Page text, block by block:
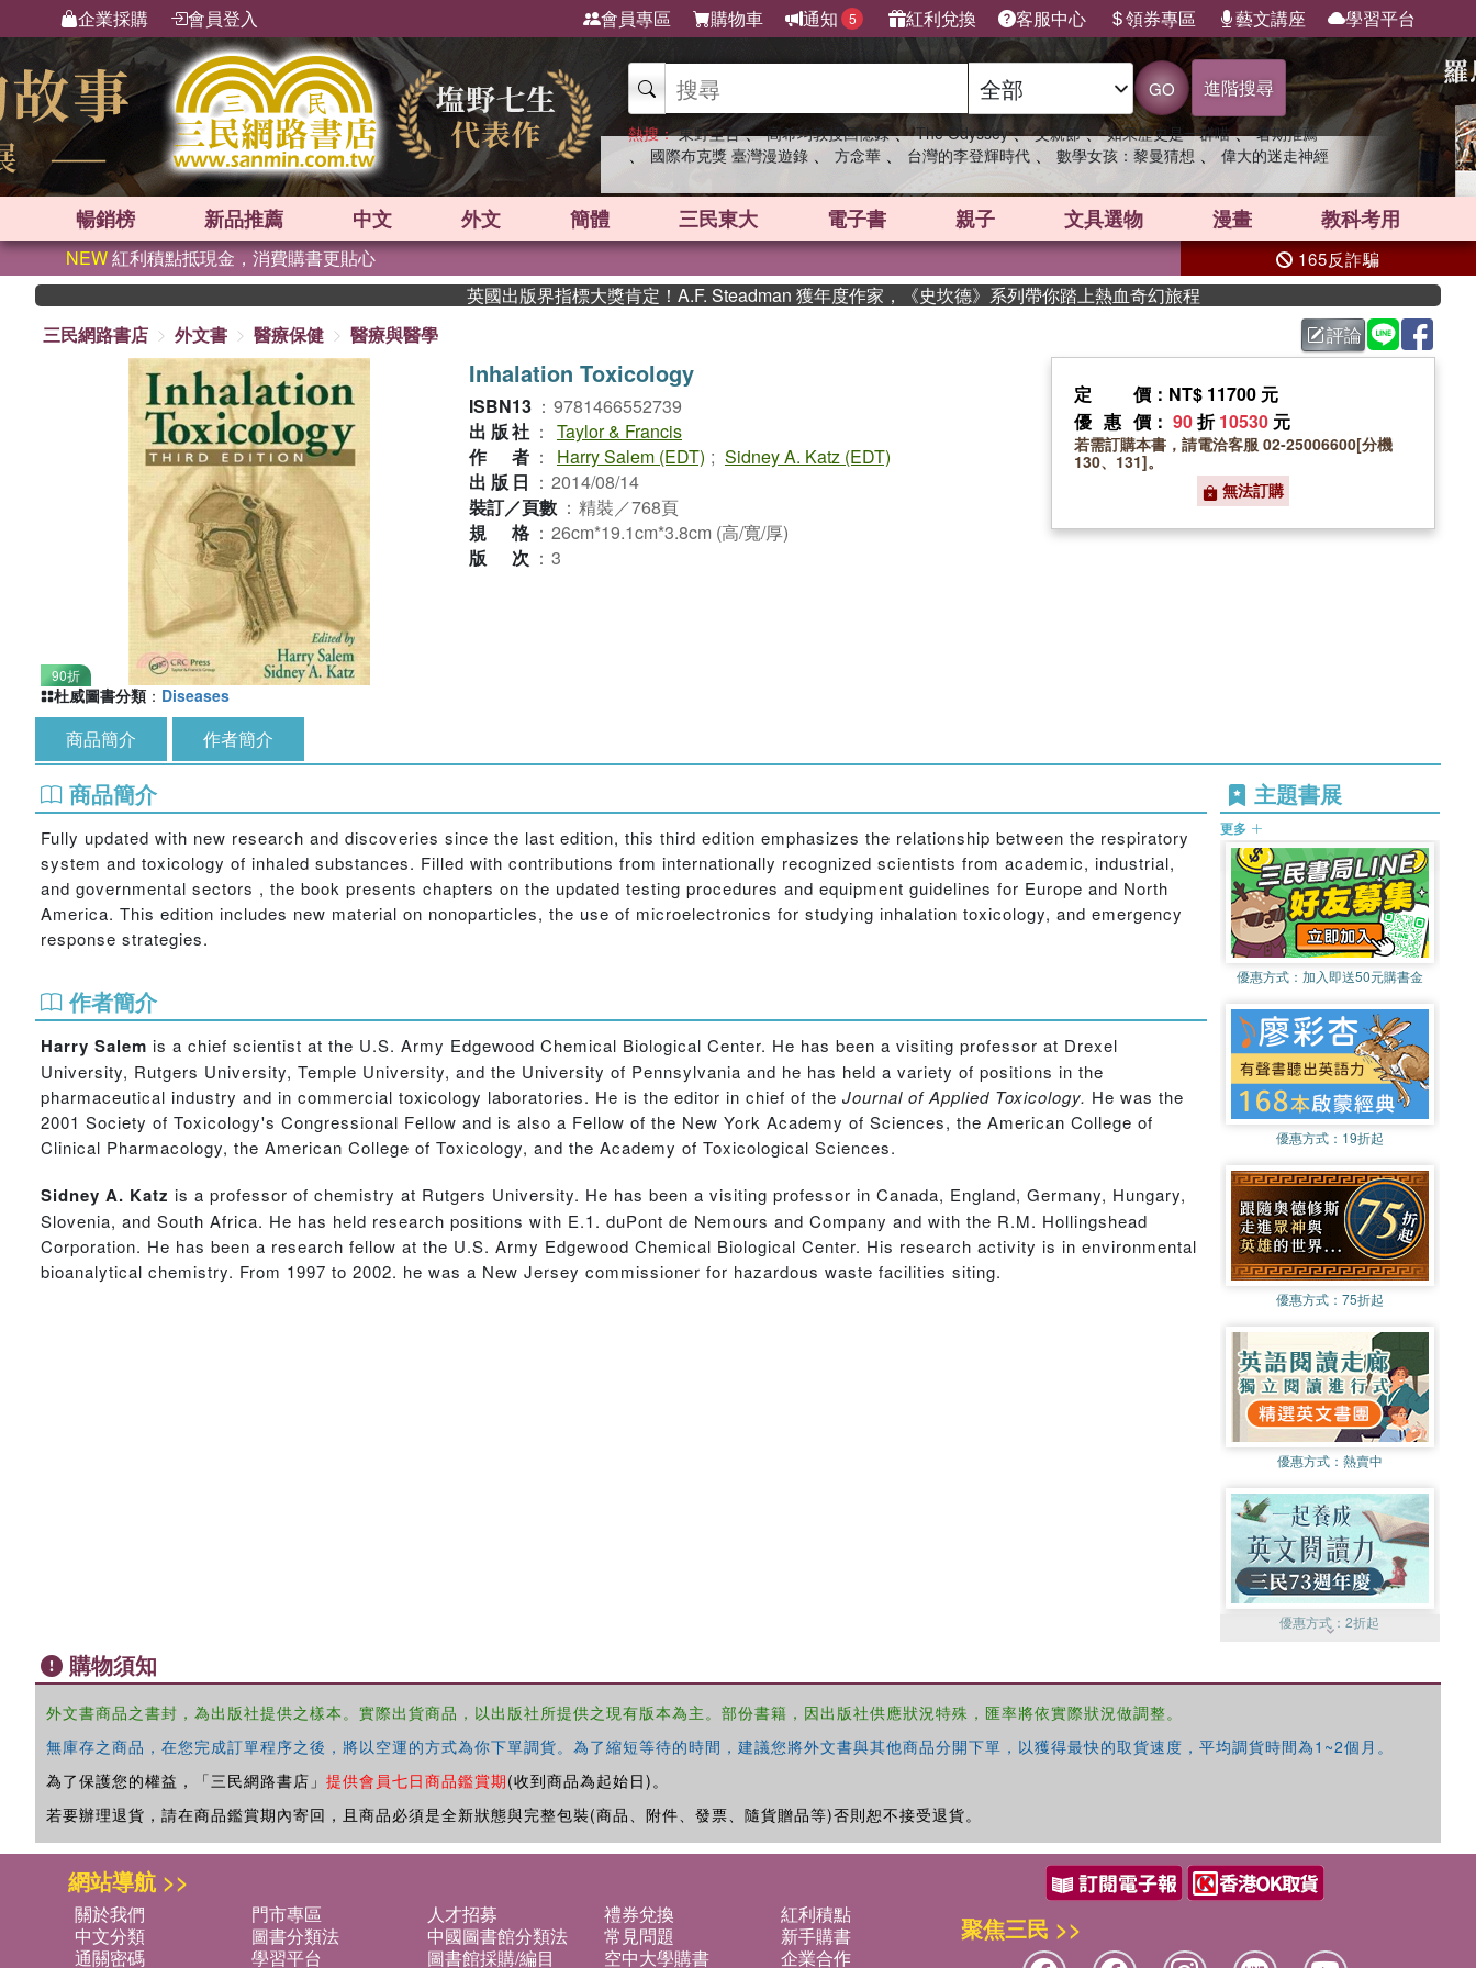
企業採購 會員登入 會員專區 購物車 通知 5 紅利兌換 客服中心 領券專區 藝文講座 學習平台
GO 進階搜尋
熱搜： 東野圭吾 、 高希均教授回憶錄 、 The Odyssey 、 父親節 、 如果歷史是一群喵 、 暑期推薦
、 國際布克獎 臺灣漫遊錄 、 方念華 、 台灣的李登輝時代 、 數學女孩：黎曼猜想 、 偉大的迷走神經
暢銷榜 新品推薦 中文 外文 簡體 三民東大 電子書 親子 文具選物 漫畫 教科考用
NEW紅利積點抵現金，消費購書更貼心 165反詐騙
英國出版界指標大獎肯定！A.F. Steadman 獲年度作家，《史坎德》系列帶你踏上熱血奇幻旅程
三民網路書店
外文書 醫療保健 醫療與醫學 評論
90折
Inhalation Toxicology
ISBN13 ： 9781466552739
出版社 ： Taylor & Francis
作者 ： Harry Salem (EDT) ; Sidney A. Katz (EDT)
出版日 ： 2014/08/14
裝訂／頁數 ： 精裝／768頁
規格 ： 26cm*19.1cm*3.8cm (高/寬/厚)
版次 ： 3
定價 ：NT$ 11700 元
優惠價 ： 90折10530 元
若需訂購本書，請電洽客服 02-25006600[分機
130、131]。
無法訂購
杜威圖書分類 ： Diseases
商品簡介 作者簡介
商品簡介
Fully updated with new research and discoveries since the last edition, this third edition emphasizes the relationship between the respiratory
system and toxicology of inhaled substances. Filled with contributions from internationally recognized scientists from academic, industrial,
and governmental sectors , the book presents chapters on the updated testing procedures and equipment guidelines for Europe and North
America. This edition includes new material on nonoparticles, the use of microelectronics for studying inhalation toxicology, and emergency
response strategies.
作者簡介
Harry Salem is a chief scientist at the U.S. Army Edgewood Chemical Biological Center. He has been a visiting professor at Drexel
University, Rutgers University, Temple University, and the University of Pennsylvania and he has held a variety of positions in the
pharmaceutical industry and in commercial toxicology laboratories. He is the editor in chief of the Journal of Applied Toxicology. He was the
2001 Society of Toxicology's Congressional Fellow and is also a Fellow of the New York Academy of Sciences, the American College of
Clinical Pharmacology, the American College of Toxicology, and the Academy of Toxicological Sciences.
Sidney A. Katz is a professor of chemistry at Rutgers University. He has been a visiting professor in Canada, England, Germany, Hungary,
Slovenia, and South Africa. He has held research positions with E.1. duPont de Nemours and Company and with the R.M. Hollingshead
Corporation. He has been a research fellow at the U.S. Army Edgewood Chemical Biological Center. His research activity is in environmental
bioanalytical chemistry. From 1997 to 2002. he was a New Jersey commissioner for hazardous waste facilities siting.
主題書展
更多
優惠方式： 加入即送50元購書金
優惠方式： 19折起
優惠方式： 75折起
優惠方式： 熱賣中
優惠方式：2折起
購物須知
外文書商品之書封，為出版社提供之樣本。實際出貨商品，以出版社所提供之現有版本為主。部份書籍，因出版社供應狀況特殊，匯率將依實際狀況做調整。
無庫存之商品，在您完成訂單程序之後，將以空運的方式為你下單調貨。為了縮短等待的時間，建議您將外文書與其他商品分開下單，以獲得最快的取貨速度，平均調貨時間為1~2個月。
為了保護您的權益，「三民網路書店」 提供會員七日商品鑑賞期(收到商品為起始日)。
若要辦理退貨，請在商品鑑賞期內寄回，且商品必須是全新狀態與完整包裝(商品、附件、發票、隨貨贈品等)否則恕不接受退貨。
網站導航 >>
關於我們 門市專區 人才招募 禮券兌換
紅利積點
中文分類
圖書分類法 中國圖書館分類法 常見問題
新手購書
通關密碼
學習平台 圖書館採購/編目 空中大學購書
企業合作
聚焦三民 >>